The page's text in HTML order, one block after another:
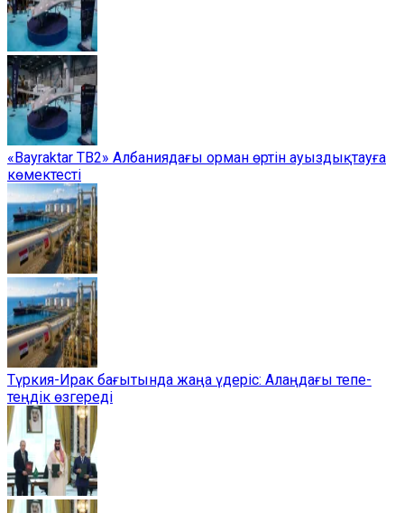
«Bayraktar TB2» Албаниядағы орман өртін ауыздықтауға
көмектесті
Түркия-Ирак бағытында жаңа үдеріс: Алаңдағы тепе-
теңдік өзгереді